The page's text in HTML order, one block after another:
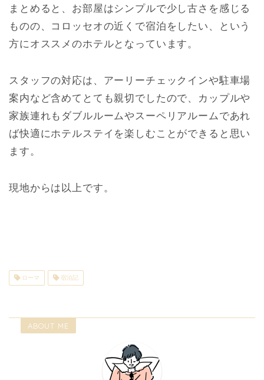
まとめると、お部屋はシンプルで少し古さを感じる
ものの、コロッセオの近くで宿泊をしたい、という
方にオススメのホテルとなっています。
スタッフの対応は、アーリーチェックインや駐車場
案内など含めてとても親切でしたので、カップルや
家族連れもダブルルームやスーペリアルームであれ
ば快適にホテルステイを楽しむことができると思い
ます。
現地からは以上です。
ローマ 宿泊記
ABOUT ME